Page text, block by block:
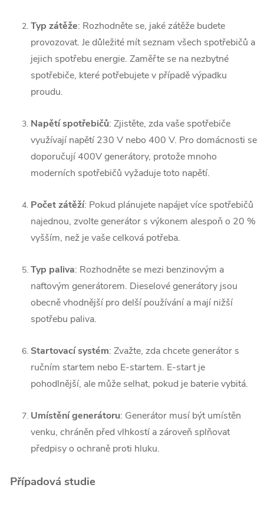
Typ zátěže: Rozhodněte se, jaké zátěže budete
provozovat. Je důležité mít seznam všech spotřebičů a
jejich spotřebu energie. Zaměřte se na nezbytné
spotřebiče, které potřebujete v případě výpadku
proudu.
Napětí spotřebičů: Zjistěte, zda vaše spotřebiče
využívají napětí 230 V nebo 400 V. Pro domácnosti se
doporučují 400V generátory, protože mnoho
moderních spotřebičů vyžaduje toto napětí.
Počet zátěží: Pokud plánujete napájet více spotřebičů
najednou, zvolte generátor s výkonem alespoň o 20 %
vyšším, než je vaše celková potřeba.
Typ paliva: Rozhodněte se mezi benzinovým a
naftovým generátorem. Dieselové generátory jsou
obecně vhodnější pro delší používání a mají nižší
spotřebu paliva.
Startovací systém: Zvažte, zda chcete generátor s
ručním startem nebo E-startem. E-start je
pohodlnější, ale může selhat, pokud je baterie vybitá.
Umístění generátoru: Generátor musí být umístěn
venku, chráněn před vlhkostí a zároveň splňovat
předpisy o ochraně proti hluku.
Případová studie